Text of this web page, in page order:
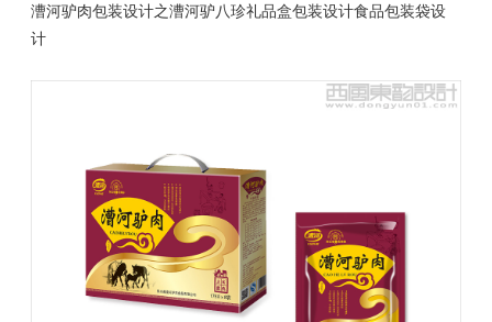
漕河驴肉包装设计之漕河驴八珍礼品盒包装设计食品包装袋设
计